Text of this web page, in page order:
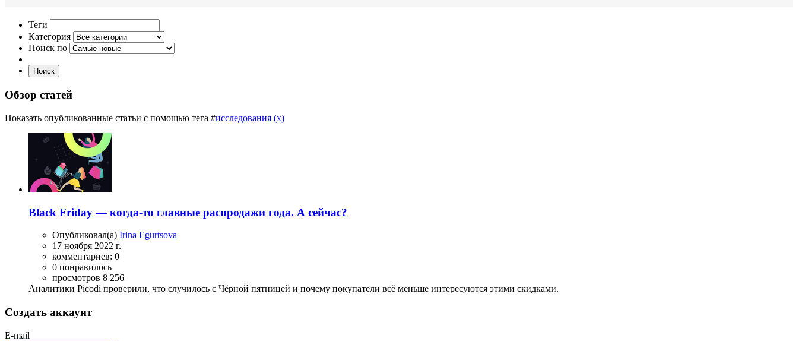
Теги
Категория
Поиск по
Поиск
Обзор статей
Показать опубликованные статьи с помощью тега #исследования (x)
Black Friday — когда-то главные распродажи года. А сейчас?
Опубликовал(а) Irina Egurtsova
17 ноября 2022 г.
комментариев: 0
0 понравилось
просмотров 8 256
Аналитики Picodi проверили, что случилось с Чёрной пятницей и почему покупатели всё меньше интересуются этими скидками.
Создать аккаунт
E-mail